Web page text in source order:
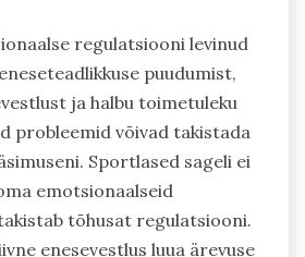
regulatsiooni levinud
puudumist,
ja halbu toimetuleku
probleemid võivad takistada
Sportlased sageli ei
emotsionaalseid
tõhusat regulatsiooni.
enesevestlus luua ärevuse